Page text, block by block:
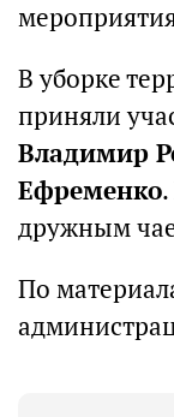
В уборке
приняли
Владимир
Ефременко
дружным
По